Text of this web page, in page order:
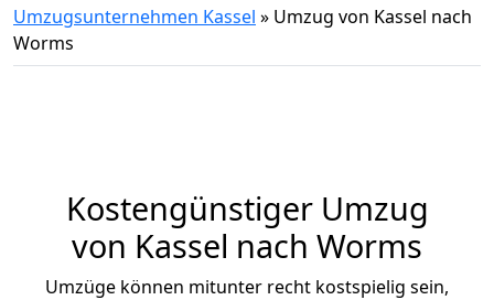
Umzugsunternehmen Kassel » Umzug von Kassel nach
Worms
Kostengünstiger Umzug
von Kassel nach Worms
Umzüge können mitunter recht kostspielig sein,